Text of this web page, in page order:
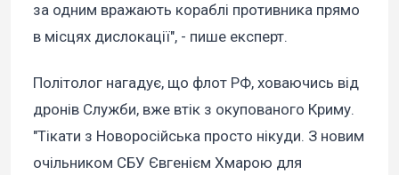
за одним вражають кораблі противника прямо
в місцях дислокації", - пише експерт.
Політолог нагадує, що флот РФ, ховаючись від
дронів Служби, вже втік з окупованого Криму.
"Тікати з Новоросійська просто нікуди. З новим
очільником СБУ Євгенієм Хмарою для